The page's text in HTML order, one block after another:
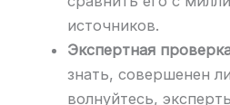
источников.
Экспертная
знать, совершенен
волнуйтесь,